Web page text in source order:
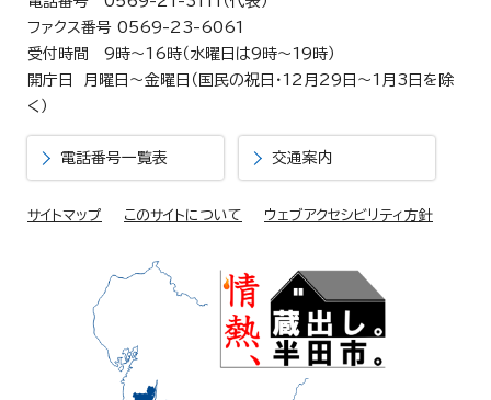
ファクス番号 0569-23-6061
受付時間 9時～16時（水曜日は9時～19時）
開庁日 月曜日～金曜日（国民の祝日・12月29日～1月3日を除
く）
電話番号一覧表 交通案内
サイトマップ このサイトについて ウェブアクセシビリティ方針